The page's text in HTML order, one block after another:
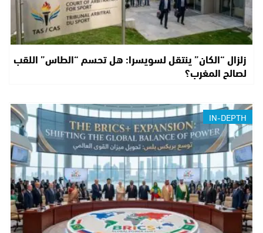
زلزال “الكان” ينتقل لسويسرا: هل تحسم “الطاس” اللقب
لصالح المغرب؟
IN-DEPTH